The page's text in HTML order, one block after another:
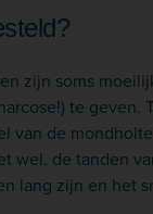
zijn soms
te
van de
wel, de tanden
lang zijn en het